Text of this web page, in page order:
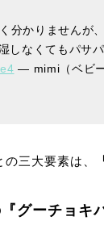
分かりません
しなくてもパサ
— mimi（ベビ
三大要素は、
グーチョキ